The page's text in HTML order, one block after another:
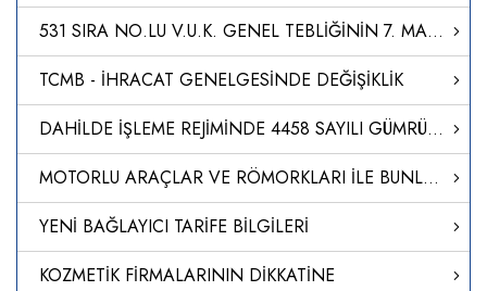
531 SIRA NO.LU V.U.K. GENEL TEBLİĞİNİN 7. MADDESİNİN (1) NUMARALI FIKRASININ (A) VE (B) BENDİ UYARINCA BELİRLENEN TEMİNAT VERME SÜRELERİNİN MÜCBİR SEBEP İLAN EDİLEN YERLERDE UZATILMASI HAKKINDA SİRKÜLER YAYIMLANDI.
TCMB - İHRACAT GENELGESİNDE DEĞİŞİKLİK
DAHİLDE İŞLEME REJİMİNDE 4458 SAYILI GÜMRÜK KANUNU`NUN 238. MADDESİNİN BİRİNCİ FIKRASININ TATBİKİ HK
MOTORLU ARAÇLAR VE RÖMORKLARI İLE BUNLAR İÇİN TASARLANAN AKSAM, SİSTEM VE AYRI TEKNİK ÜNİTELERİN GENEL GÜVENLİĞİ VE KORUNMASIZ KARAYOLU KULLANICILARININ VE YOLCULARIN KORUNMASI İLE İLGİLİ TİP ONAYI YÖNETMELİĞİ (AB/2019/2144)’NDE DEĞİŞİKLİK YAPILMASINA DAİ
YENİ BAĞLAYICI TARİFE BİLGİLERİ
KOZMETİK FİRMALARININ DİKKATİNE